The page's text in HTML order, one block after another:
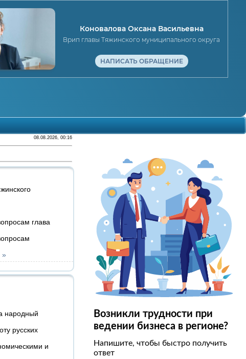
Коновалова Оксана Васильевна
Врип главы Тяжинского муниципального округа
НАПИСАТЬ ОБРАЩЕНИЕ
08.08.2026, 00:16
глава
»
народный
русских
и
Возникли трудности при
ведении бизнеса в регионе?
Напишите, чтобы быстро получить
ответ